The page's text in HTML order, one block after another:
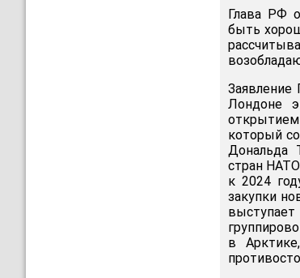
Глава РФ
быть
Заявление
Лондоне
который
Дональда
стран
к 2024
закупки
в